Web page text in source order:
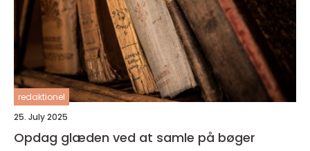
redaktionel
25. July 2025
Opdag glæden ved at samle på bøger